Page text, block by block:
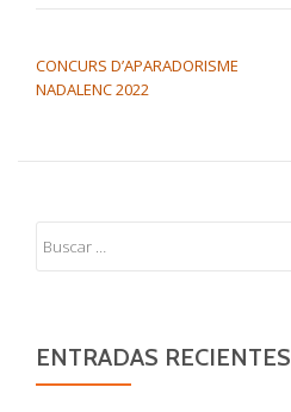
CONCURS D’APARADORISME
NADALENC 2022
ENTRADAS RECIENTES